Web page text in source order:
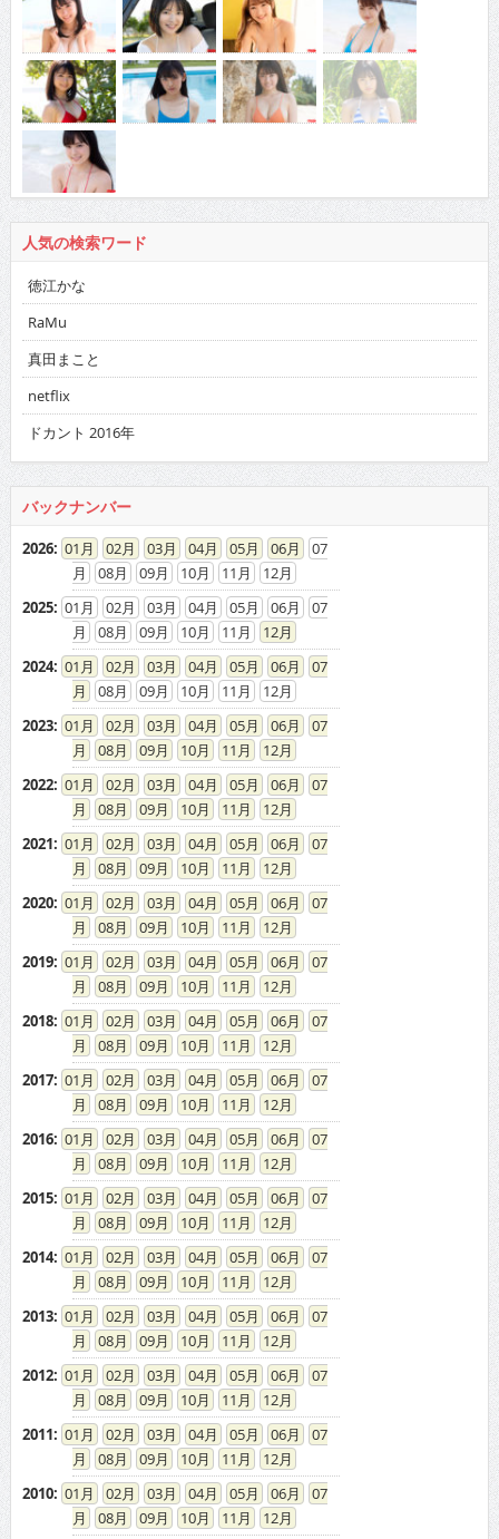
人気の検索ワード
徳江かな
RaMu
真田まこと
netflix
ドカント 2016年
バックナンバー
2026: 01 02 03 04 05 06
07
08
09 10 11
12
2025: 01 02 03 04 05 06
07
08
09 10 11
12
2024: 01 02 03 04 05 06
07
08
09 10 11
12
2023: 01 02 03 04 05 06
07
08
09 10 11
12
2022: 01 02 03 04 05 06
07
08
09 10 11
12
2021: 01 02 03 04 05 06
07
08
09 10 11
12
2020: 01 02 03 04 05 06
07
08
09 10 11
12
2019: 01 02 03 04 05 06
07
08
09 10 11
12
2018: 01 02 03 04 05 06
07
08
09 10 11
12
2017: 01 02 03 04 05 06
07
08
09 10 11
12
2016: 01 02 03 04 05 06
07
08
09 10 11
12
2015: 01 02 03 04 05 06
07
08
09 10 11
12
2014: 01 02 03 04 05 06
07
08
09 10 11
12
2013: 01 02 03 04 05 06
07
08
09 10 11
12
2012: 01 02 03 04 05 06
07
08
09 10 11
12
2011: 01 02 03 04 05 06
07
08
09 10 11
12
2010: 01 02 03 04 05 06
07
08
09 10 11
12